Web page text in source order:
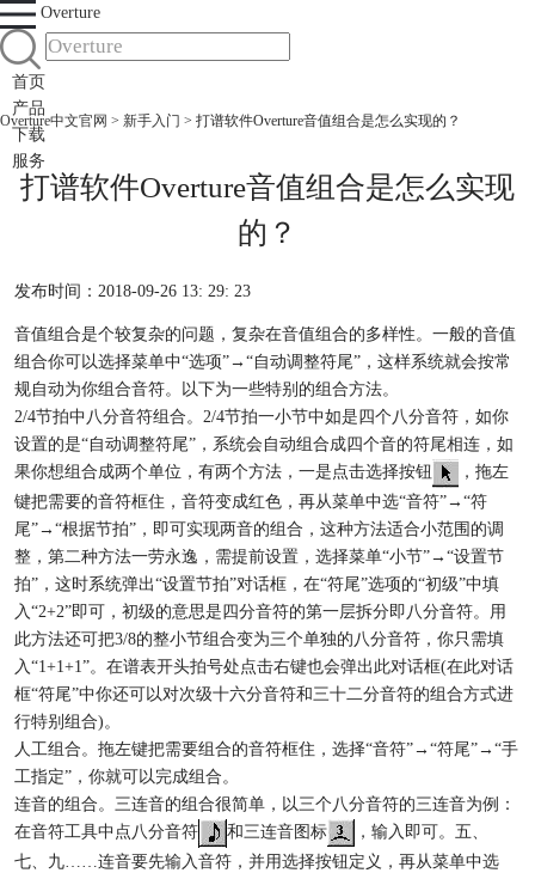
Overture
首页
产品
下载
服务
Overture中文官网 > 新手入门 > 打谱软件Overture音值组合是怎么实现的？
打谱软件Overture音值组合是怎么实现
的？
发布时间：2018-09-26 13: 29: 23
音值组合是个较复杂的问题，复杂在音值组合的多样性。一般的音值
组合你可以选择菜单中“选项”→“自动调整符尾”，这样系统就会按常
规自动为你组合音符。以下为一些特别的组合方法。
2/4节拍中八分音符组合。2/4节拍一小节中如是四个八分音符，如你
设置的是“自动调整符尾”，系统会自动组合成四个音的符尾相连，如
果你想组合成两个单位，有两个方法，一是点击选择按钮
，拖左
键把需要的音符框住，音符变成红色，再从菜单中选“音符”→“符
尾”→“根据节拍”，即可实现两音的组合，这种方法适合小范围的调
整，第二种方法一劳永逸，需提前设置，选择菜单“小节”→“设置节
拍”，这时系统弹出“设置节拍”对话框，在“符尾”选项的“初级”中填
入“2+2”即可，初级的意思是四分音符的第一层拆分即八分音符。用
此方法还可把3/8的整小节组合变为三个单独的八分音符，你只需填
入“1+1+1”。在谱表开头拍号处点击右键也会弹出此对话框(在此对话
框“符尾”中你还可以对次级十六分音符和三十二分音符的组合方式进
行特别组合)。
人工组合。拖左键把需要组合的音符框住，选择“音符”→“符尾”→“手
工指定”，你就可以完成组合。
连音的组合。三连音的组合很简单，以三个八分音符的三连音为例：
在音符工具中点八分音符
和三连音图标
，输入即可。五、
七、九……连音要先输入音符，并用选择按钮定义，再从菜单中选